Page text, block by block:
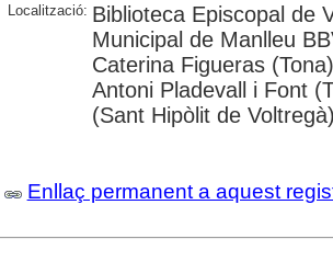
Localització: Biblioteca Episcopal de
Municipal de Manlleu
Caterina Figueras
Antoni Pladevall i Font
(Sant Hipòlit de
Enllaç permanent a aquest